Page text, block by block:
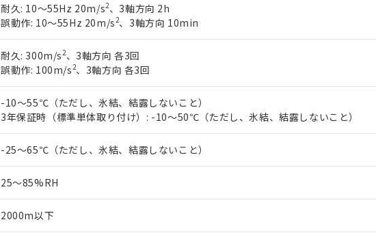
耐久: 10～55Hz 20m/s2、3軸方向 2h
誤動作: 10～55Hz 20m/s2、3軸方向 10min
耐久: 300m/s2、3軸方向 各3回
誤動作: 100m/s2、3軸方向 各3回
-10～55℃（ただし、氷結、結露しないこと）
3年保証時（標準単体取り付け）: -10～50℃（ただし、氷結、結露しないこと）
-25～65℃（ただし、氷結、結露しないこと）
25～85%RH
2000m以下